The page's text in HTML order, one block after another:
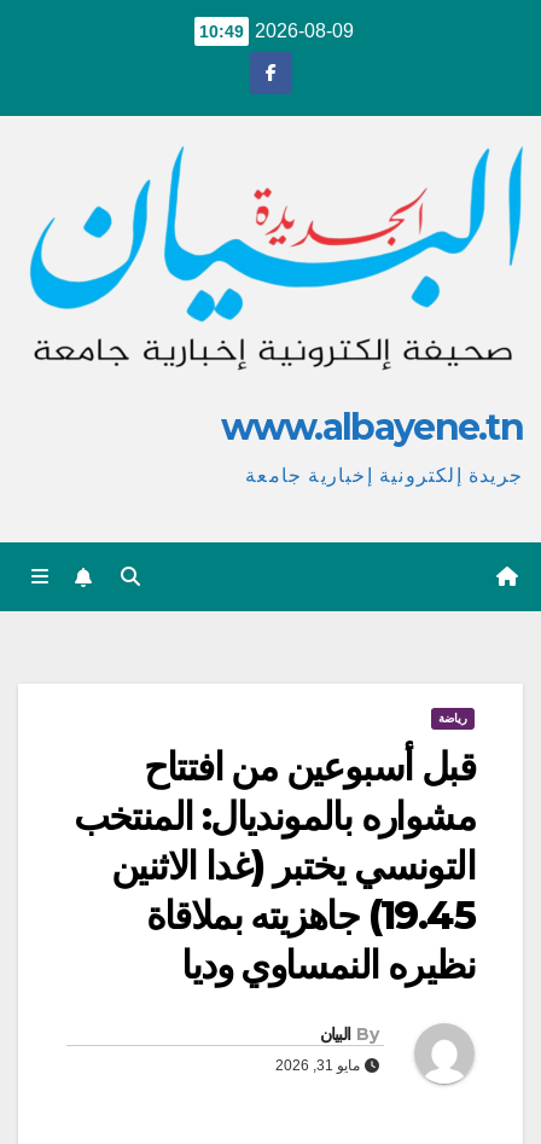
2026-08-09
10:49
www.albayene.tn
جريدة إلكترونية إخبارية جامعة
رياضة
قبل أسبوعين من افتتاح
مشواره بالمونديال: المنتخب
التونسي يختبر (غدا الاثنين
19.45) جاهزيته بملاقاة
نظيره النمساوي وديا
By البيان
مايو 31, 2026